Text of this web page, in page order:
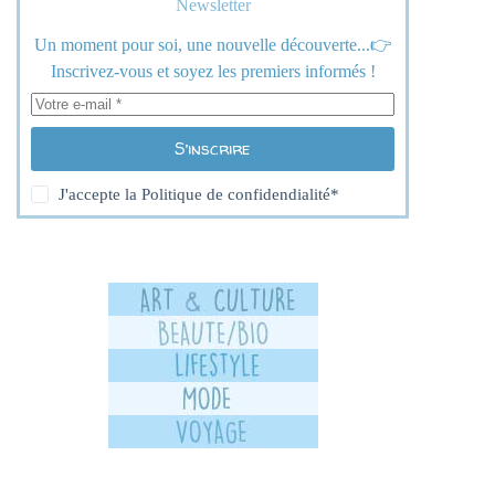
Newsletter
Un moment pour soi, une nouvelle découverte...👉
Inscrivez-vous et soyez les premiers informés !
S’inscrire
J'accepte laPolitique de confidendialité*